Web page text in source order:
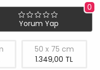
0
Yorum Yap
50 x 75 cm
1.349,00 TL